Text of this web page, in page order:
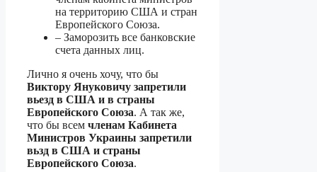
на территорию США и стран
Европейского Союза.
– Заморозить все банковские
счета данных лиц.
Лично я очень хочу, что бы
Виктору Януковичу запретили
вьезд в США и в страны
Европейского Союза. А так же,
что бы всем членам Кабинета
Министров Украины запретили
вьзд в США и страны
Европейского Союза.